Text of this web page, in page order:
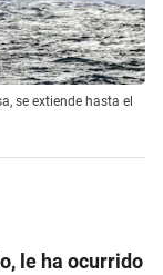
se extiende hasta el
le ha ocurrido